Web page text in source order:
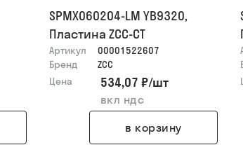
SPMX060204-LM YB9320,
Пластина ZCC-CT
Артикул
00001522607
Бренд
ZCC
Цена
534,07 ₽/шт
вкл ндс
в корзину